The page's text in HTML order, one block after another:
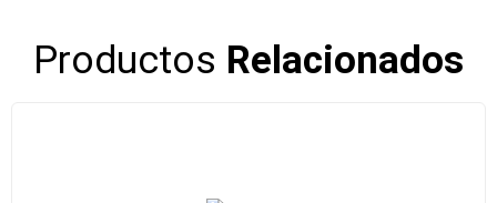
Productos Relacionados